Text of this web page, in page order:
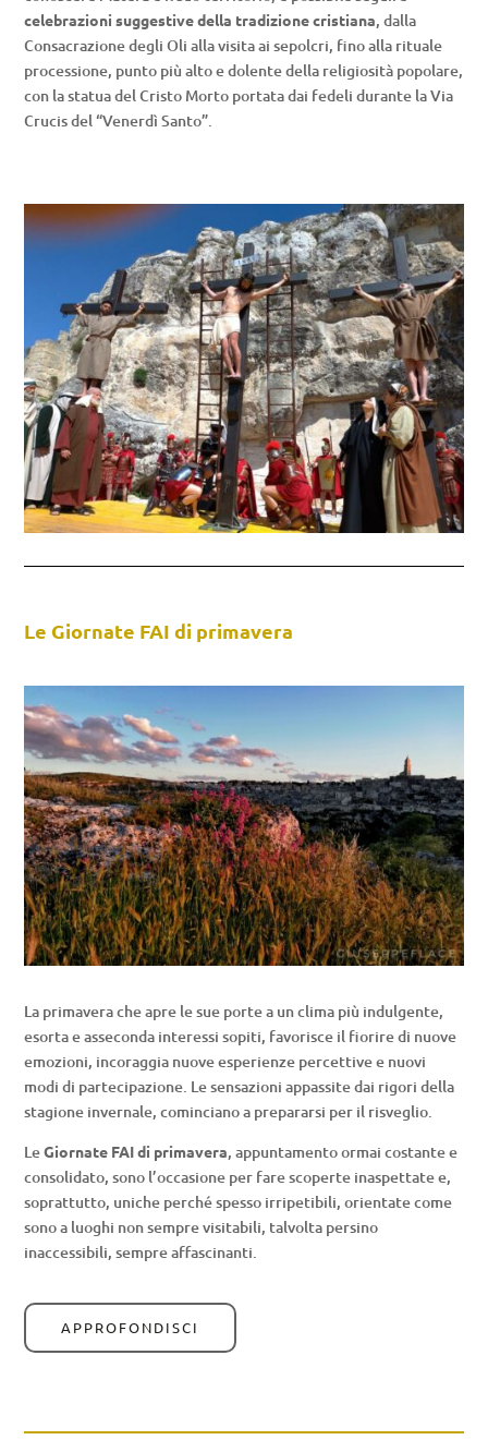
celebrazioni suggestive della tradizione cristiana, dalla
Consacrazione degli Oli alla visita ai sepolcri, fino alla rituale
processione, punto più alto e dolente della religiosità popolare,
con la statua del Cristo Morto portata dai fedeli durante la Via
Crucis del “Venerdì Santo”.
Le Giornate FAI di primavera
La primavera che apre le sue porte a un clima più indulgente,
esorta e asseconda interessi sopiti, favorisce il fiorire di nuove
emozioni, incoraggia nuove esperienze percettive e nuovi
modi di partecipazione. Le sensazioni appassite dai rigori della
stagione invernale, cominciano a prepararsi per il risveglio.
LeGiornate FAI di primavera, appuntamento ormai costante e
consolidato, sono l’occasione per fare scoperte inaspettate e,
soprattutto, uniche perché spesso irripetibili, orientate come
sono a luoghi non sempre visitabili, talvolta persino
inaccessibili, sempre affascinanti.
APPROFONDISCI